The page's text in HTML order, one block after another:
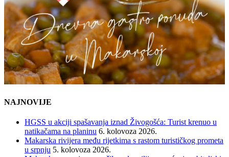
NAJNOVIJE
HGSS u akciji spašavanja iznad Živogošća: Turist krenuo u
natikačama na planinu 6. kolovoza 2026.
Makarska rivijera među rijetkima s rastom turističkog prometa
u srpnju 5. kolovoza 2026.